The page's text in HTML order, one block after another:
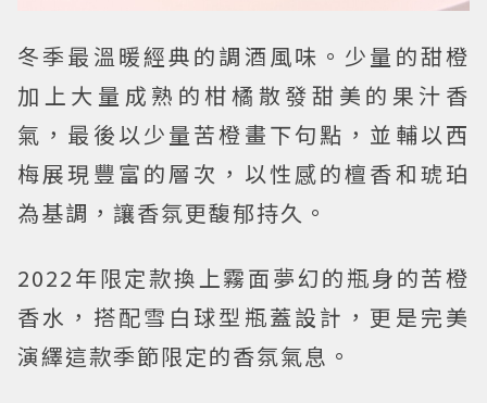
冬季最溫暖經典的調酒風味。少量的甜橙
加上大量成熟的柑橘散發甜美的果汁香
氣，最後以少量苦橙畫下句點，並輔以西
梅展現豐富的層次，以性感的檀香和琥珀
為基調，讓香氛更馥郁持久。
2022年限定款換上霧面夢幻的瓶身的苦橙
香水，搭配雪白球型瓶蓋設計，更是完美
演繹這款季節限定的香氛氣息。